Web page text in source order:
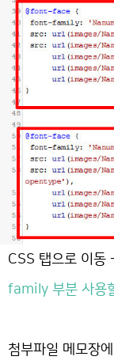
CSS 탭으로 이동
family 부분 사용
첨부파일 메모장